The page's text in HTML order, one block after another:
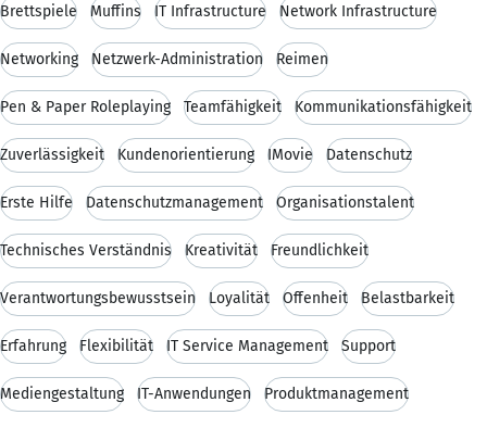
Brettspiele Muffins IT Infrastructure Network Infrastructure
Networking Netzwerk-Administration Reimen
Pen & Paper Roleplaying Teamfähigkeit Kommunikationsfähigkeit
Zuverlässigkeit Kundenorientierung IMovie Datenschutz
Erste Hilfe Datenschutzmanagement Organisationstalent
Technisches Verständnis Kreativität Freundlichkeit
Verantwortungsbewusstsein Loyalität Offenheit Belastbarkeit
Erfahrung Flexibilität IT Service Management Support
Mediengestaltung IT-Anwendungen Produktmanagement